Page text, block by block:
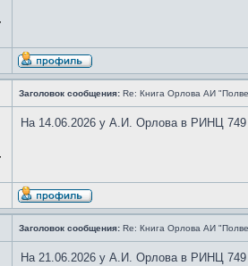
Заголовок сообщения: Re: Книга Орлова АИ
На 14.06.2026 у А.И. Орлова в РИНЦ 749
Заголовок сообщения: Re: Книга Орлова АИ
На 21.06.2026 у А.И. Орлова в РИНЦ 749